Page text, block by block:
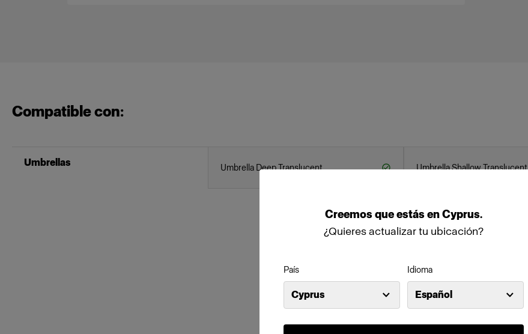
Creemos queestás enCyprus.
¿Quieres actualizar tu ubicación?
País
Cyprus
Idioma
Español
Compatible con:
Umbrellas Umbrella Deep Translucent Umbrella Shallow Translucent